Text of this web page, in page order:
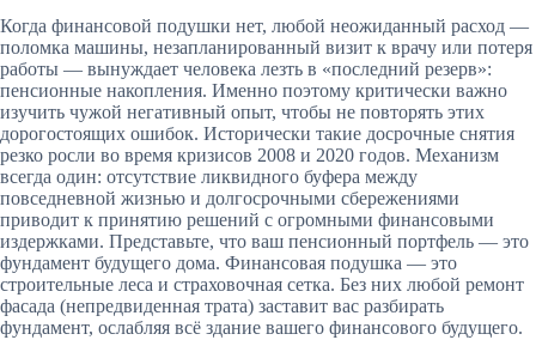
Когда финансовой подушки нет, любой неожиданный расход —
поломка машины, незапланированный визит к врачу или потеря
работы — вынуждает человека лезть в «последний резерв»:
пенсионные накопления. Именно поэтому критически важно
изучить чужой негативный опыт, чтобы не повторять этих
дорогостоящих ошибок. Исторически такие досрочные снятия
резко росли во время кризисов 2008 и 2020 годов. Механизм
всегда один: отсутствие ликвидного буфера между
повседневной жизнью и долгосрочными сбережениями
приводит к принятию решений с огромными финансовыми
издержками. Представьте, что ваш пенсионный портфель — это
фундамент будущего дома. Финансовая подушка — это
строительные леса и страховочная сетка. Без них любой ремонт
фасада (непредвиденная трата) заставит вас разбирать
фундамент, ослабляя всё здание вашего финансового будущего.